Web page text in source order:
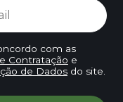
com as
Contratação e
de Dadosdo site.